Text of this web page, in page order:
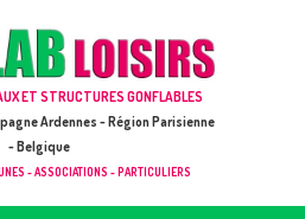
ET STRUCTURES GONFLABLES
Ardennes - Région Parisienne
- Belgique
- ASSOCIATIONS - PARTICULIERS
LOISIRS
(SOUS 24H)